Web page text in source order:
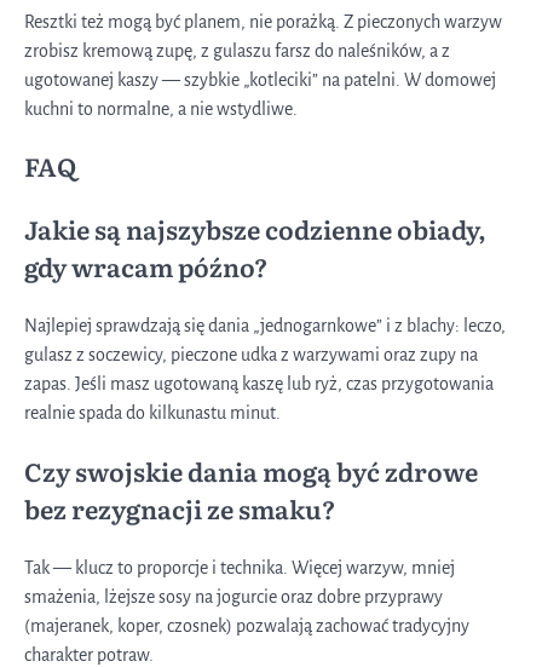
Resztki też mogą być planem, nie porażką. Z pieczonych warzyw
zrobisz kremową zupę, z gulaszu farsz do naleśników, a z
ugotowanej kaszy — szybkie „kotleciki” na patelni. W domowej
kuchni to normalne, a nie wstydliwe.
FAQ
Jakie są najszybsze codzienne obiady,
gdy wracam późno?
Najlepiej sprawdzają się dania „jednogarnkowe” i z blachy: leczo,
gulasz z soczewicy, pieczone udka z warzywami oraz zupy na
zapas. Jeśli masz ugotowaną kaszę lub ryż, czas przygotowania
realnie spada do kilkunastu minut.
Czy swojskie dania mogą być zdrowe
bez rezygnacji ze smaku?
Tak — klucz to proporcje i technika. Więcej warzyw, mniej
smażenia, lżejsze sosy na jogurcie oraz dobre przyprawy
(majeranek, koper, czosnek) pozwalają zachować tradycyjny
charakter potraw.